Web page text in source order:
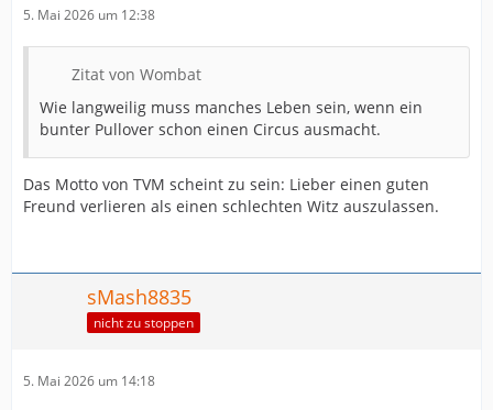
5. Mai 2026 um 12:38
Zitat von Wombat
Wie langweilig muss manches Leben sein, wenn ein
bunter Pullover schon einen Circus ausmacht.
Das Motto von TVM scheint zu sein: Lieber einen guten
Freund verlieren als einen schlechten Witz auszulassen.
sMash8835
nicht zu stoppen
5. Mai 2026 um 14:18